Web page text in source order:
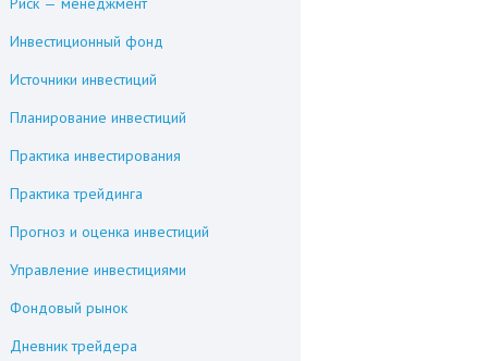
Инвестиционный фонд
Источники инвестиций
Планирование инвестиций
Практика инвестирования
Практика трейдинга
Прогноз и оценка инвестиций
Управление инвестициями
Фондовый рынок
Дневник трейдера